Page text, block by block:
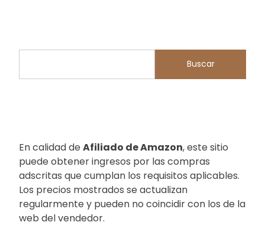
Buscar
En calidad de Afiliado de Amazon, este sitio
puede obtener ingresos por las compras
adscritas que cumplan los requisitos aplicables.
Los precios mostrados se actualizan
regularmente y pueden no coincidir con los de la
web del vendedor.